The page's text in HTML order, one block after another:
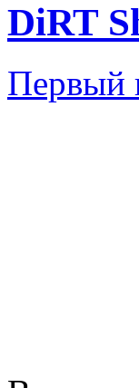
DiRT
Первый